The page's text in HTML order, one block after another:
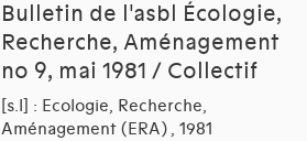
Bulletin de l'asbl Écologie,
Recherche, Aménagement
no 9, mai 1981 / Collectif
[s.l] : Ecologie, Recherche,
Aménagement (ERA) , 1981